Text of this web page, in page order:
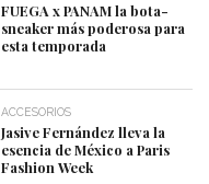
FUEGA x PANAM la bota-
sneaker más poderosa para
esta temporada
ACCESORIOS
Jasive Fernández lleva la
esencia de México a Paris
Fashion Week